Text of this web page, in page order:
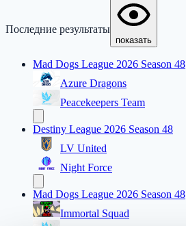
Последние результаты
показать
Mad Dogs League 2026 Season 48
Azure Dragons
Peacekeepers Team
Destiny League 2026 Season 48
LV United
Night Force
Mad Dogs League 2026 Season 48
Immortal Squad